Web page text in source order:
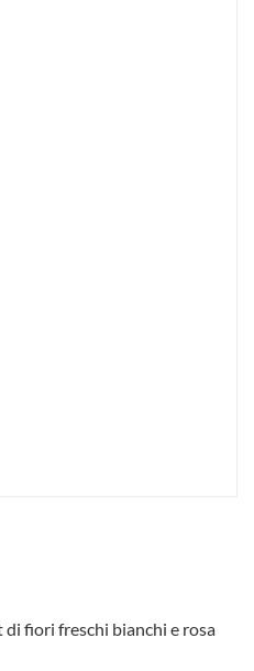
di fiori freschi bianchi e rosa